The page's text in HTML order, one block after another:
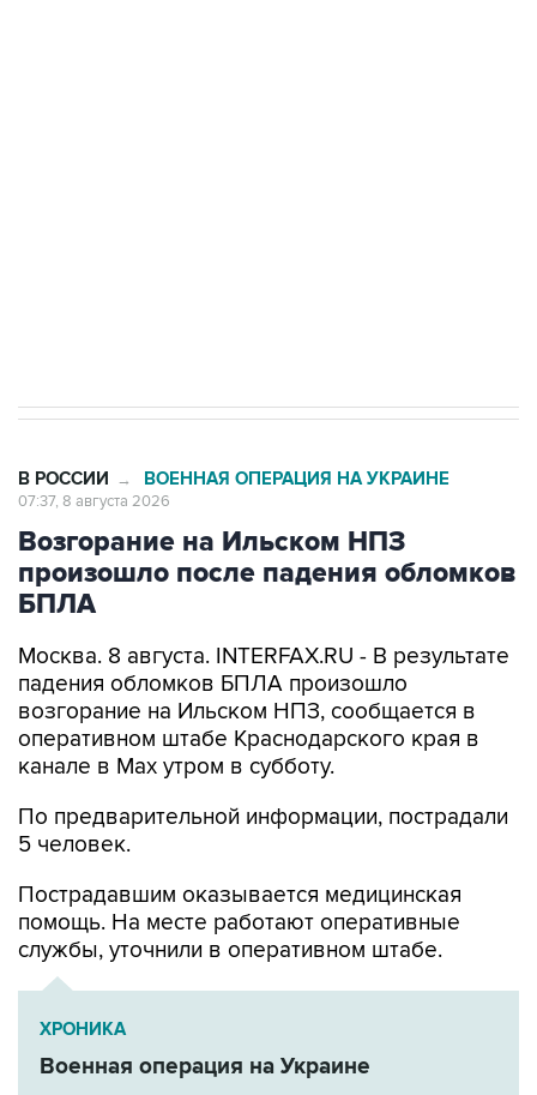
В РОССИИ → ВОЕННАЯ ОПЕРАЦИЯ НА УКРАИНЕ
07:37, 8 августа 2026
Возгорание на Ильском НПЗ
произошло после падения обломков
БПЛА
Москва. 8 августа. INTERFAX.RU - В результате
падения обломков БПЛА произошло
возгорание на Ильском НПЗ, сообщается в
оперативном штабе Краснодарского края в
канале в Max утром в субботу.
По предварительной информации, пострадали
5 человек.
Пострадавшим оказывается медицинская
помощь. На месте работают оперативные
службы, уточнили в оперативном штабе.
ХРОНИКА
Военная операция на Украине